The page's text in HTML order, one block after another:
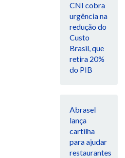
CNI cobra
urgência na
redução do
Custo
Brasil, que
retira 20%
do PIB
Abrasel
lança
cartilha
para ajudar
restaurantes